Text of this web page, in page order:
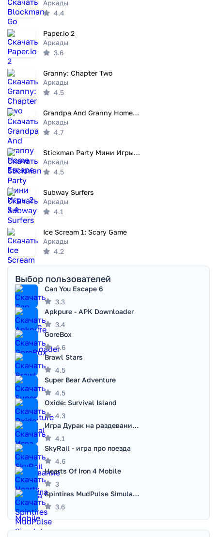
Аркады
4.4
Paper.io 2
Аркады
3.6
Granny: Chapter Two
Аркады
4.5
Grandpa And Granny Home Escape
Аркады
4.7
Stickman Party Мини Игры 2 3 4
Аркады
4.5
Subway Surfers
Аркады
4.1
Ice Scream 1: Scary Game
Аркады
4.2
Выбор пользователей
Can You Escape 6
3.3
Apkpure - APK Downloader
3.4
GoreBox
4.6
Brawl Stars
4.5
Super Bear Adventure
4.5
Oxide: Survival Island
4.3
Игра Дурак на раздевание - Правила игры
4.1
SkyRail - игра про поезда
4.6
Hearts Of Iron 4 Mobile
3
Spintires MudPulse Simulator
3.6